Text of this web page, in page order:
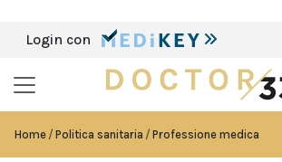
Login con
Home Politica sanitaria Professione medica